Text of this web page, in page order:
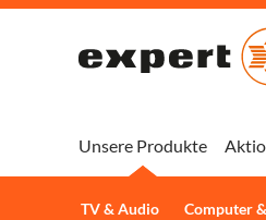
Unsere Produkte
TV & Audio Computer